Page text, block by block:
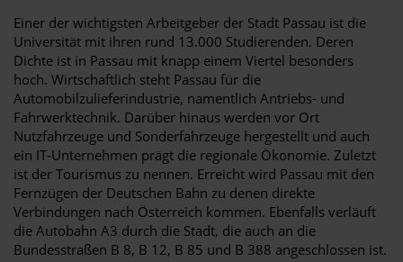
Einer der wichtigsten Arbeitgeber der Stadt Passau ist die
Universität mit ihren rund 13.000 Studierenden. Deren
Dichte ist in Passau mit knapp einem Viertel besonders
hoch. Wirtschaftlich steht Passau für die
Automobilzulieferindustrie, namentlich Antriebs- und
Fahrwerktechnik. Darüber hinaus werden vor Ort
Nutzfahrzeuge und Sonderfahrzeuge hergestellt und auch
ein IT-Unternehmen prägt die regionale Ökonomie. Zuletzt
ist der Tourismus zu nennen. Erreicht wird Passau mit den
Fernzügen der Deutschen Bahn zu denen direkte
Verbindungen nach Österreich kommen. Ebenfalls verläuft
die Autobahn A3 durch die Stadt, die auch an die
Bundesstraßen B 8, B 12, B 85 und B 388 angeschlossen ist.